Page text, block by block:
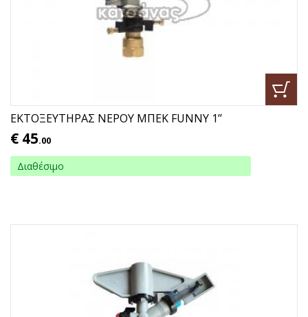
ΕΚΤΟΞΕΥΤΗΡΑΣ ΝΕΡΟΥ ΜΠΕΚ FUNNY 1’’
€ 45.00
Διαθέσιμο